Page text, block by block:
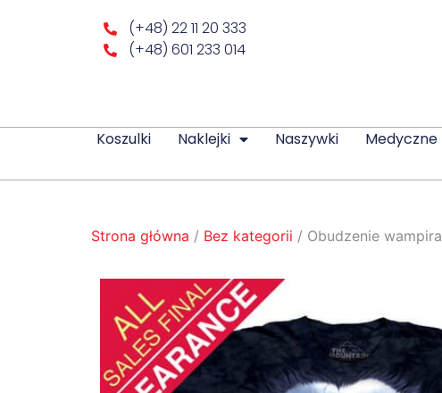
(+48) 22 11 20 333
(+48) 601 233 014
Koszulki Naklejki Naszywki Medyczne
Strona główna / Bez kategorii / Obudzenie wampira